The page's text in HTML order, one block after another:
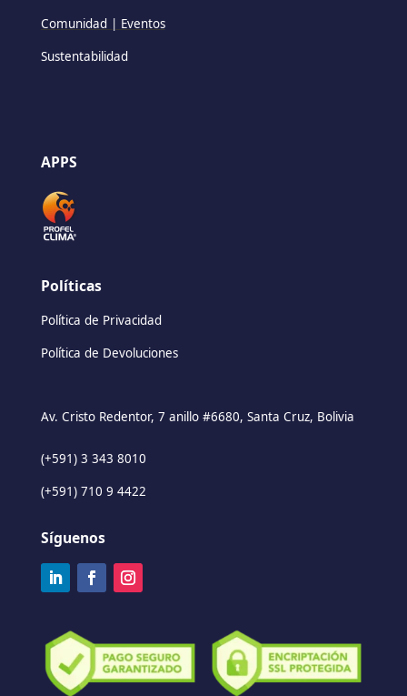
Comunidad | Eventos
Sustentabilidad
APPS
Políticas
Política de Privacidad
Política de Devoluciones
Av. Cristo Redentor, 7 anillo #6680, Santa Cruz, Bolivia
(+591) 3 343 8010
(+591) 710 9 4422
Síguenos